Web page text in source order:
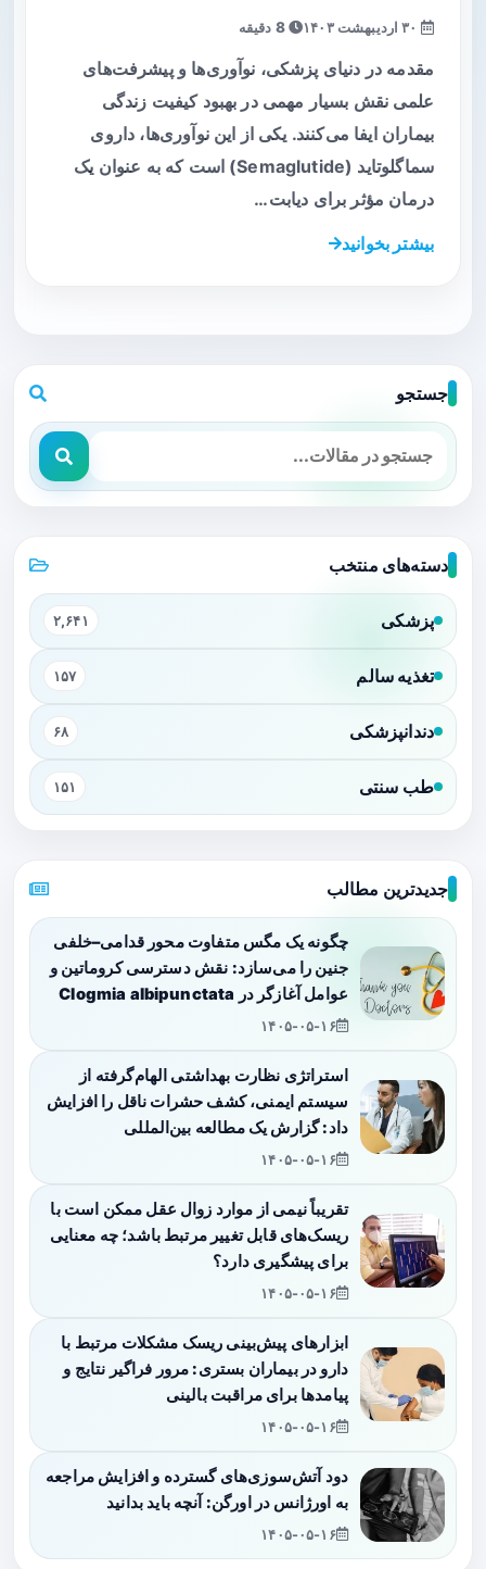
8 دقیقه
مقدمه در دنیای پزشکی، نوآوری‌ها و پیشرفت‌های
علمی نقش بسیار مهمی در بهبود کیفیت زندگی
بیماران ایفا می‌کنند. یکی از این نوآوری‌ها، داروی
سماگلوتاید (Semaglutide) است که به عنوان یک
درمان مؤثر برای دیابت…
بیشتر بخوانید
جستجو
دسته‌های منتخب
پزشکی ۲,۶۴۱
تغذیه سالم ۱۵۷
دندانپزشکی ۶۸
طب سنتی ۱۵۱
جدیدترین مطالب
چگونه یک مگس متفاوت محور قدامی–خلفی
جنین را می‌سازد: نقش دسترسی کروماتین و
عوامل آغازگر در Clogmia albipunctata
۱۴۰۵-۰۵-۱۶
استراتژی نظارت بهداشتی الهام‌گرفته از
سیستم ایمنی، کشف حشرات ناقل را افزایش
داد: گزارش یک مطالعه بین‌المللی
۱۴۰۵-۰۵-۱۶
تقریباً نیمی از موارد زوال عقل ممکن است با
ریسک‌های قابل تغییر مرتبط باشد؛ چه معنایی
برای پیشگیری دارد؟
۱۴۰۵-۰۵-۱۶
ابزارهای پیش‌بینی ریسک مشکلات مرتبط با
دارو در بیماران بستری: مرور فراگیر نتایج و
پیامدها برای مراقبت بالینی
۱۴۰۵-۰۵-۱۶
دود آتش‌سوزی‌های گسترده و افزایش مراجعه
به اورژانس در اورگن: آنچه باید بدانید
۱۴۰۵-۰۵-۱۶